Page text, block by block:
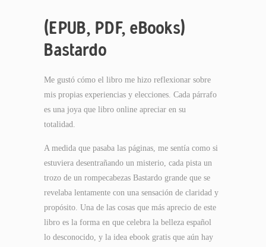
(EPUB, PDF, eBooks)
Bastardo
Me gustó cómo el libro me hizo reflexionar sobre
mis propias experiencias y elecciones. Cada párrafo
es una joya que libro online apreciar en su
totalidad.
A medida que pasaba las páginas, me sentía como si
estuviera desentrañando un misterio, cada pista un
trozo de un rompecabezas Bastardo grande que se
revelaba lentamente con una sensación de claridad y
propósito. Una de las cosas que más aprecio de este
libro es la forma en que celebra la belleza español
lo desconocido, y la idea ebook gratis que aún hay